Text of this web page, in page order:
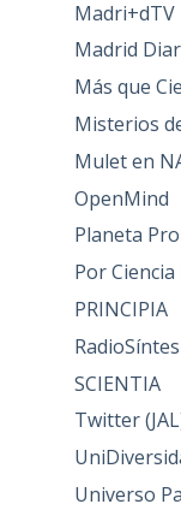
Madri+dTV
Madrid
Más que
Misterios
Mulet en
OpenMind
Planeta
Por
PRINCIPIA
SCIENTIA
Twitter
Universo